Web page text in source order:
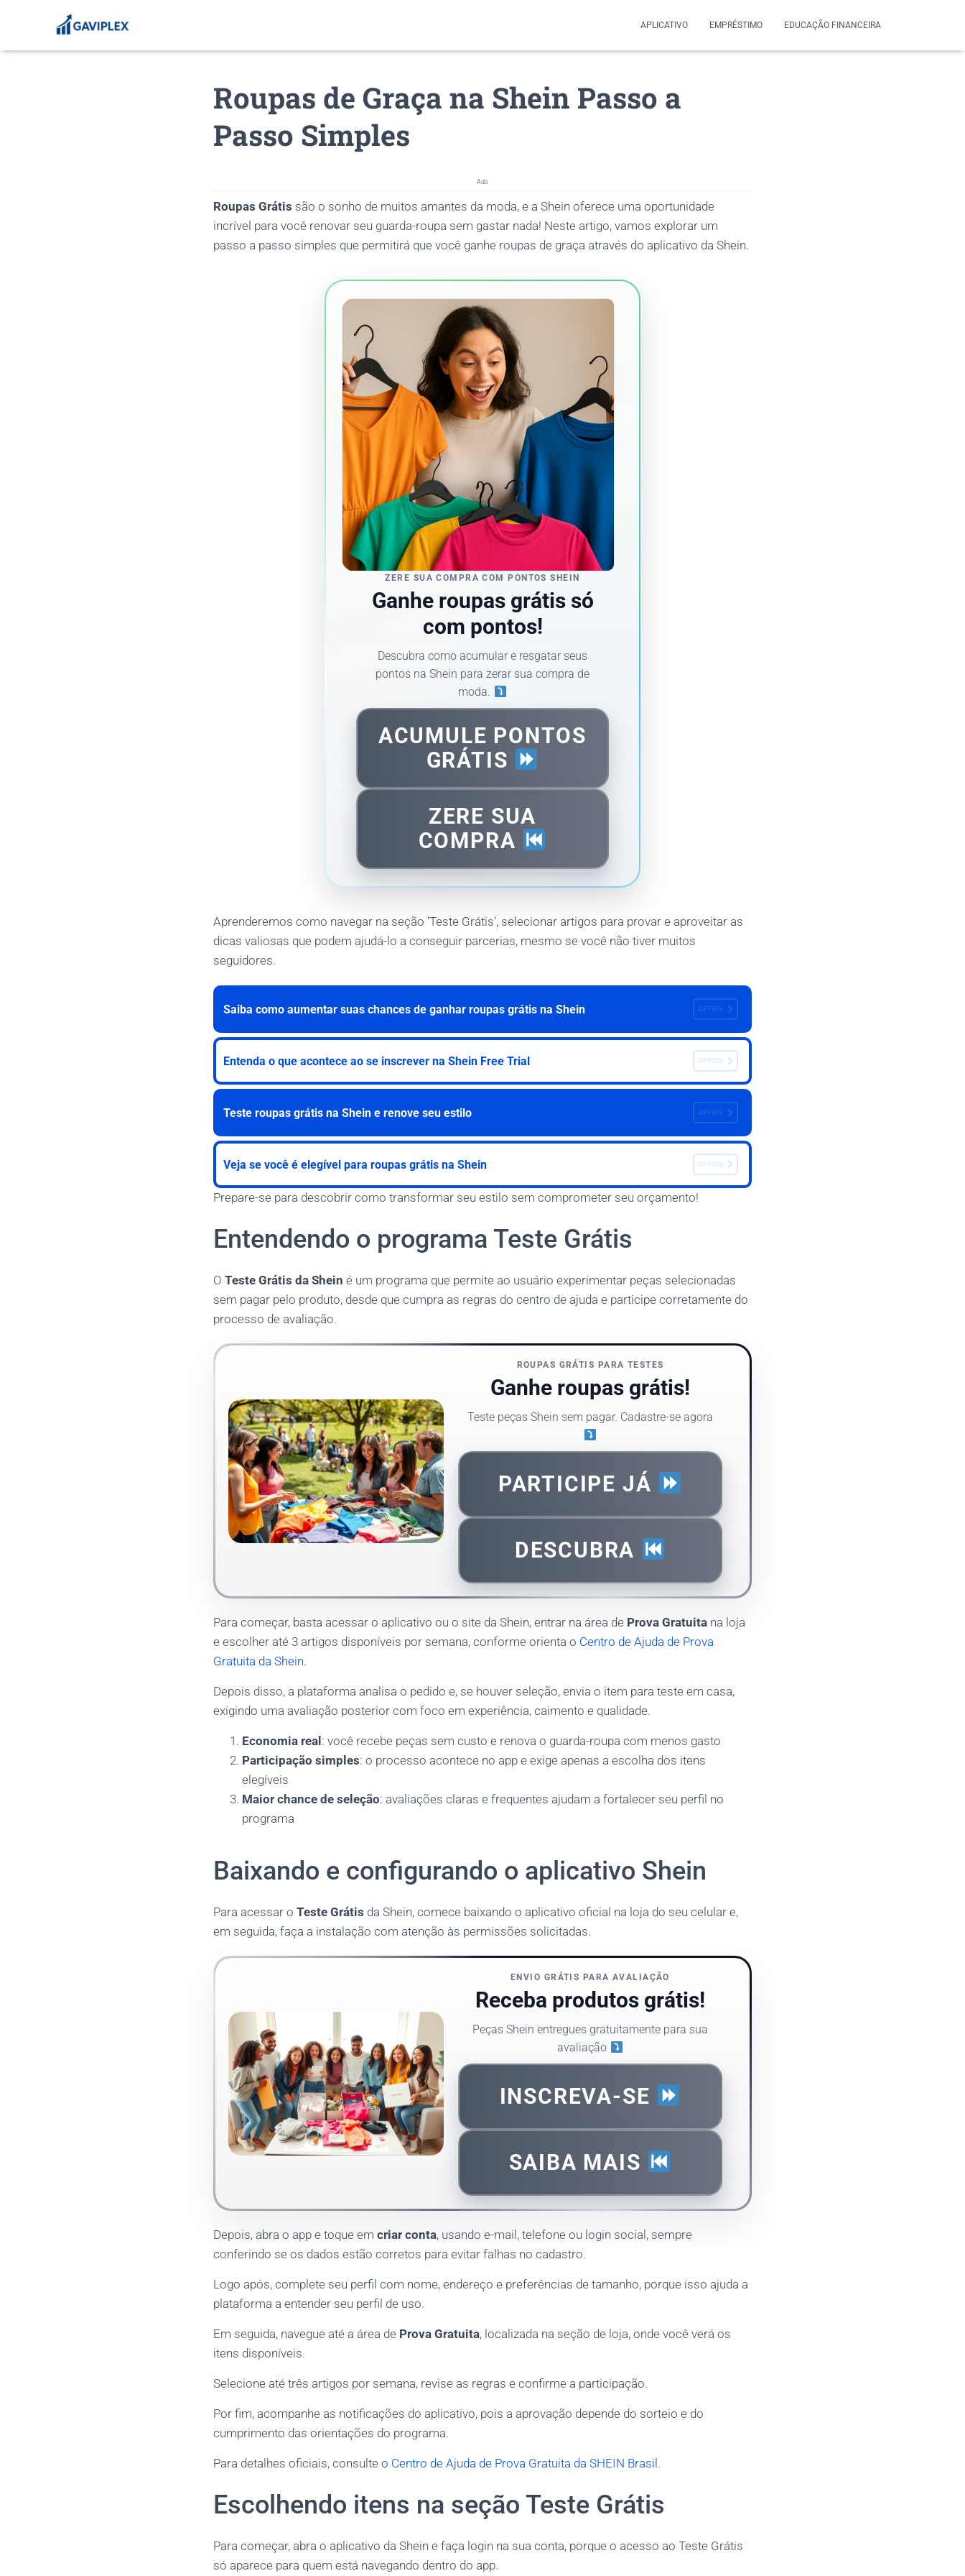
APLICATIVO EMPRÉSTIMO EDUCAÇÃO FINANCEIRA
Roupas de Graça na Shein Passo a
Passo Simples
Ads
Roupas Grátis são o sonho de muitos amantes da moda, e a Shein oferece uma oportunidade
incrível para você renovar seu guarda-roupa sem gastar nada! Neste artigo, vamos explorar um
passo a passo simples que permitirá que você ganhe roupas de graça através do aplicativo da Shein.
ZERE SUA COMPRA COM PONTOS SHEIN
Ganhe roupas grátis só
com pontos!
Descubra como acumular e resgatar seus
pontos na Shein para zerar sua compra de
moda.
ACUMULE PONTOS
GRÁTIS
ZERE SUA
COMPRA
Aprenderemos como navegar na seção ‘Teste Grátis’, selecionar artigos para provar e aproveitar as
dicas valiosas que podem ajudá-lo a conseguir parcerias, mesmo se você não tiver muitos
seguidores.
Saiba como aumentar suas chances de ganhar roupas grátis na Shein OFFEN
Entenda o que acontece ao se inscrever na Shein Free Trial OFFEN
Teste roupas grátis na Shein e renove seu estilo OFFEN
Veja se você é elegível para roupas grátis na Shein OFFEN
Prepare-se para descobrir como transformar seu estilo sem comprometer seu orçamento!
Entendendo o programa Teste Grátis
O Teste Grátis da Shein é um programa que permite ao usuário experimentar peças selecionadas
sem pagar pelo produto, desde que cumpra as regras do centro de ajuda e participe corretamente do
processo de avaliação.
ROUPAS GRÁTIS PARA TESTES
Ganhe roupas grátis!
Teste peças Shein sem pagar. Cadastre-se agora
PARTICIPE JÁ
DESCUBRA
Para começar, basta acessar o aplicativo ou o site da Shein, entrar na área de Prova Gratuita na loja
e escolher até 3 artigos disponíveis por semana, conforme orienta o Centro de Ajuda de Prova
Gratuita da Shein.
Depois disso, a plataforma analisa o pedido e, se houver seleção, envia o item para teste em casa,
exigindo uma avaliação posterior com foco em experiência, caimento e qualidade.
Economia real : você recebe peças sem custo e renova o guarda-roupa com menos gasto
Participação simples: o processo acontece no app e exige apenas a escolha dos itens
elegíveis
Maior chance de seleção: avaliações claras e frequentes ajudam a fortalecer seu perfil no
programa
Baixando e configurando o aplicativo Shein
Para acessar o Teste Grátis da Shein, comece baixando o aplicativo oficial na loja do seu celular e,
em seguida, faça a instalação com atenção às permissões solicitadas.
ENVIO GRÁTIS PARA AVALIAÇÃO
Receba produtos grátis!
Peças Shein entregues gratuitamente para sua
avaliação
INSCREVA-SE
SAIBA MAIS
Depois, abra o app e toque em criar conta, usando e-mail, telefone ou login social, sempre
conferindo se os dados estão corretos para evitar falhas no cadastro.
Logo após, complete seu perfil com nome, endereço e preferências de tamanho, porque isso ajuda a
plataforma a entender seu perfil de uso.
Em seguida, navegue até a área de Prova Gratuita, localizada na seção de loja, onde você verá os
itens disponíveis.
Selecione até três artigos por semana, revise as regras e confirme a participação.
Por fim, acompanhe as notificações do aplicativo, pois a aprovação depende do sorteio e do
cumprimento das orientações do programa.
Para detalhes oficiais, consulte o Centro de Ajuda de Prova Gratuita da SHEIN Brasil .
Escolhendo itens na seção Teste Grátis
Para começar, abra o aplicativo da Shein e faça login na sua conta, porque o acesso ao Teste Grátis
só aparece para quem está navegando dentro do app.